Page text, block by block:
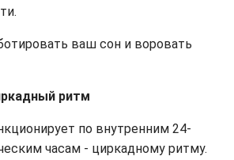
ваш сон и воровать
ритм
по внутренним 24-
часам - циркадному ритму.